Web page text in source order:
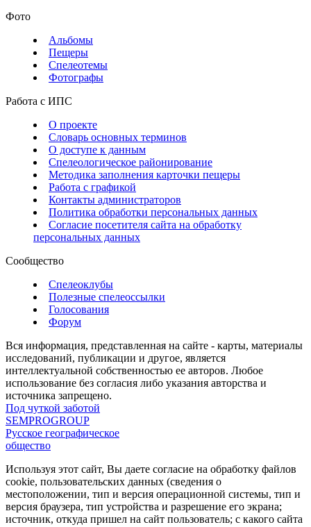
Фото
Альбомы
Пещеры
Спелеотемы
Фотографы
Работа с ИПС
О проекте
Словарь основных терминов
О доступе к данным
Спелеологическое районирование
Методика заполнения карточки пещеры
Работа с графикой
Контакты администраторов
Политика обработки персональных данных
Согласие посетителя сайта на обработку
персональных данных
Сообщество
Спелеоклубы
Полезные спелеоссылки
Голосования
Форум
Вся информация, представленная на сайте - карты, материалы
исследований, публикации и другое, является
интеллектуальной собственностью ее авторов. Любое
использование без согласия либо указания авторства и
источника запрещено.
Под чуткой заботой
SEMPROGROUP
Русское географическое
общество
Используя этот сайт, Вы даете согласие на обработку файлов
cookie, пользовательских данных (сведения о
местоположении, тип и версия операционной системы, тип и
версия браузера, тип устройства и разрешение его экрана;
источник, откуда пришел на сайт пользователь; с какого сайта